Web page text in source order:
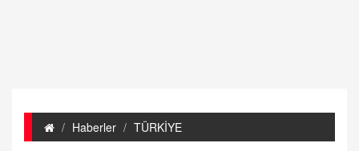
Haberler TÜRKİYE